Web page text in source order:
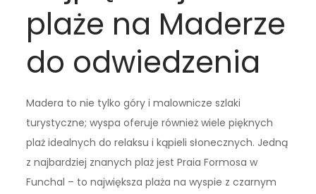
plaże na Maderze
do odwiedzenia
Madera to nie tylko góry i malownicze szlaki
turystyczne; wyspa oferuje również wiele pięknych
plaż idealnych do relaksu i kąpieli słonecznych. Jedną
z najbardziej znanych plaż jest Praia Formosa w
Funchal – to największa plaża na wyspie z czarnym